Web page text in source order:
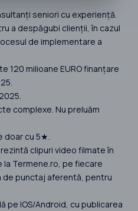
seniori cu experiență.
a despăgubi clienții, în cazul
de implementare a
120 milioane EURO finanțare
complexe. Nu preluăm
doar cu 5★.
clipuri video filmate în
Termene.ro, pe fiecare
de punctaj aferentă, pentru
pe IOS/Android, cu publicarea